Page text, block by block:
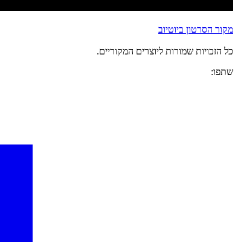
מקור הסרטון ביוטיוב
כל הזכויות שמורות ליוצרים המקוריים.
שתפו: